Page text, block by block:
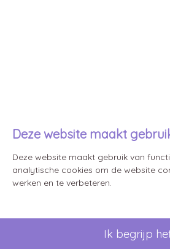
Deze website maakt
Deze website maakt gebruik van
analytische cookies om de website
werken en te verbeteren.
Ik begrijp